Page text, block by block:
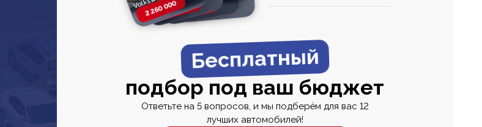
2 260 0002 820 000
2 820 0002 670 000
Бесплатный
подбор под ваш бюджет
Ответьте на 5 вопросов, и мы подберём для вас 12
лучших автомобилей!